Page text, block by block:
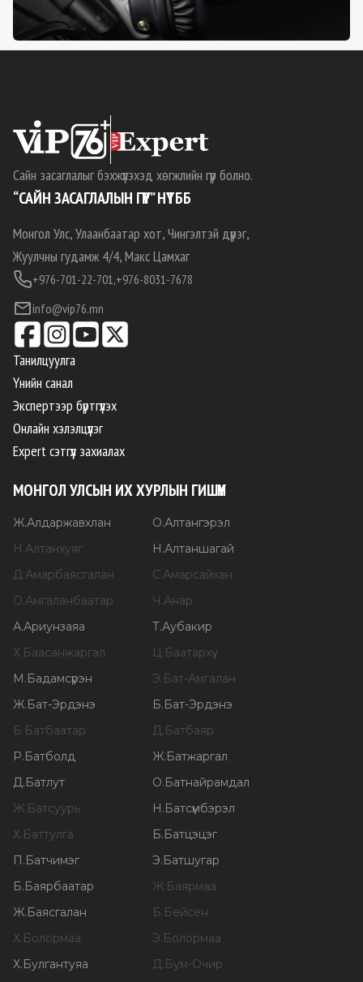
Сайн засаглалыг бэхжүүлэхэд хөгжлийн гүүр болно.
“САЙН ЗАСАГЛАЛЫН ГҮҮР” НҮТББ
Монгол Улс, Улаанбаатар хот, Чингэлтэй дүүрэг,
Жуулчны гудамж 4/4, Макс Цамхаг
+976-701-22-701,+976-8031-7678
info@vip76.mn
Танилцуулга
Үнийн санал
Экспертээр бүртгүүлэх
Онлайн хэлэлцүүлэг
Expert сэтгүүл захиалах
МОНГОЛ УЛСЫН ИХ ХУРЛЫН ГИШҮҮН
Ж.Алдаржавхлан О.Алтангэрэл
Н.Алтанхуяг Н.Алтаншагай
Д.Амарбаясгалан С.Амарсайхан
О.Амгаланбаатар Ч.Анар
А.Ариунзаяа Т.Аубакир
Х.Баасанжаргал Ц.Баатархүү
М.Бадамсүрэн Э.Бат-Амгалан
Ж.Бат-Эрдэнэ Б.Бат-Эрдэнэ
Б.Батбаатар Д.Батбаяр
Р.Батболд Ж.Батжаргал
Д.Батлут О.Батнайрамдал
Ж.Батсуурь Н.Батсүмбэрэл
Х.Баттулга Б.Батцэцэг
П.Батчимэг Э.Батшугар
Б.Баярбаатар Ж.Баярмаа
Ж.Баясгалан Б.Бейсен
Х.Болормаа Э.Болормаа
Х.Булгантуяа Д.Бум-Очир